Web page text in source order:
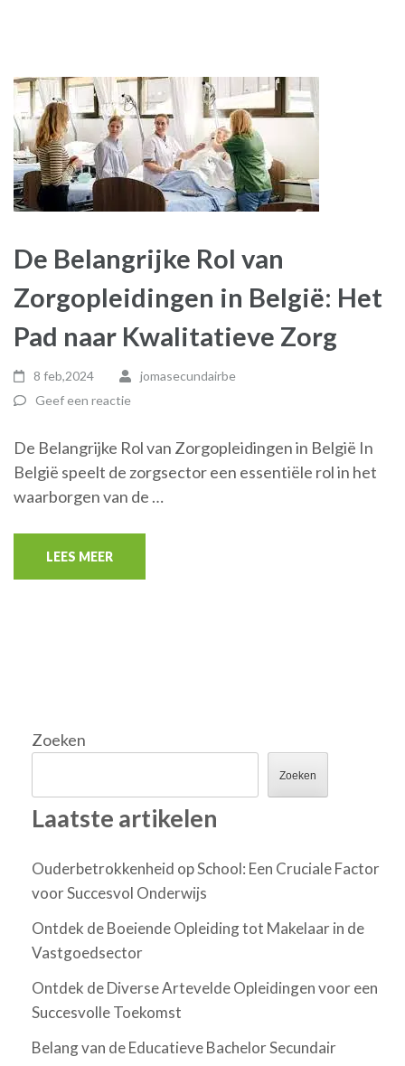
De Belangrijke Rol van
Zorgopleidingen in België: Het
Pad naar Kwalitatieve Zorg
8 feb,2024
jomasecundairbe
Geef een reactie
De Belangrijke Rol van Zorgopleidingen in België In
België speelt de zorgsector een essentiële rol in het
waarborgen van de …
LEES MEER
Zoeken
Zoeken
Laatste artikelen
Ouderbetrokkenheid op School: Een Cruciale Factor
voor Succesvol Onderwijs
Ontdek de Boeiende Opleiding tot Makelaar in de
Vastgoedsector
Ontdek de Diverse Artevelde Opleidingen voor een
Succesvolle Toekomst
Belang van de Educatieve Bachelor Secundair